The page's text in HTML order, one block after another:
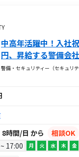
中高年活躍中！入社
円、昇給する警備会社
警備・セキュリティー（セキュリテ
時間/日 から
相談OK
17:00 月 火 水 木 金